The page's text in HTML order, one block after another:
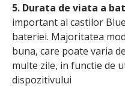
5. Durata de viata a
important al castilor
bateriei. Majoritatea
buna, care poate varia
multe zile, in functie de
dispozitivului